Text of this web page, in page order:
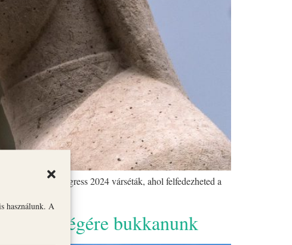
használunk. A
a Work in Progress 2024 várséták, ahol felfedezheted a
örökségére bukkanunk